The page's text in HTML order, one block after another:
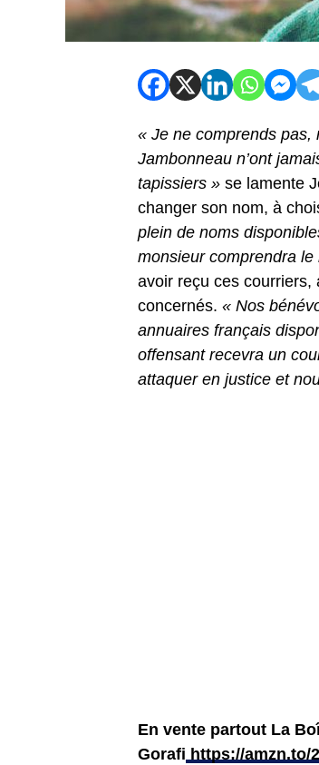
« Je ne comprends pas,
Jambonneau n’ont
tapissiers » se lamente
changer son nom, à
plein de noms
monsieur comprendra
avoir reçu ces courriers,
concernés. « Nos
annuaires français
offensant recevra un
attaquer en justice et
En vente partout La
Gorafi https://amzn.to/